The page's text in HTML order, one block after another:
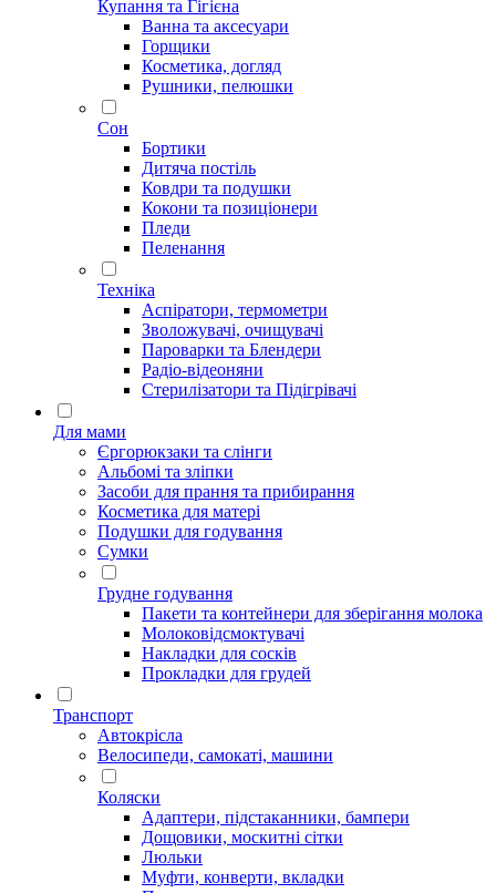
Купання та Гігієна
Ванна та аксесуари
Горщики
Косметика, догляд
Рушники, пелюшки
Сон
Бортики
Дитяча постіль
Ковдри та подушки
Кокони та позиціонери
Пледи
Пеленання
Техніка
Аспіратори, термометри
Зволожувачі, очищувачі
Пароварки та Блендери
Радіо-відеоняни
Стерилізатори та Підігрівачі
Для мами
Єргорюкзаки та слінги
Альбомі та зліпки
Засоби для прання та прибирання
Косметика для матері
Подушки для годування
Сумки
Грудне годування
Пакети та контейнери для зберігання молока
Молоковідсмоктувачі
Накладки для сосків
Прокладки для грудей
Транспорт
Автокрісла
Велосипеди, самокаті, машини
Коляски
Адаптери, підстаканники, бампери
Дощовики, москитні сітки
Люльки
Муфти, конверти, вкладки